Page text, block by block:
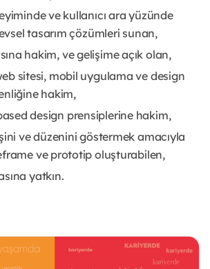
ve kullanıcı ara yüzünde
tasarım çözümleri sunan,
hakim, ve gelişime açık olan,
sitesi, mobil uygulama ve design
hakim,
design prensiplerine hakim,
ve düzenini göstermek amacıyla
ve prototip oluşturabilen,
yatkın.